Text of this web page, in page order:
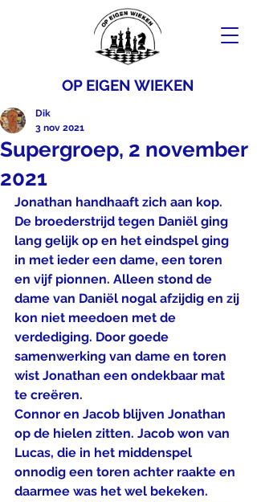
OP EIGEN WIEKEN
Supergroep, 2 november
2021
Dik
3 nov 2021
Jonathan handhaaft zich aan kop.
De broederstrijd tegen Daniël ging
lang gelijk op en het eindspel ging
in met ieder een dame, een toren
en vijf pionnen. Alleen stond de
dame van Daniël nogal afzijdig en zij
kon niet meedoen met de
verdediging. Door goede
samenwerking van dame en toren
wist Jonathan een ondekbaar mat
te creëren.
Connor en Jacob blijven Jonathan
op de hielen zitten. Jacob won van
Lucas, die in het middenspel
onnodig een toren achter raakte en
daarmee was het wel bekeken.